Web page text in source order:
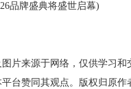
品牌盛典将盛世启幕)
图片来源于网络，仅供学习
台赞同其观点。版权归原